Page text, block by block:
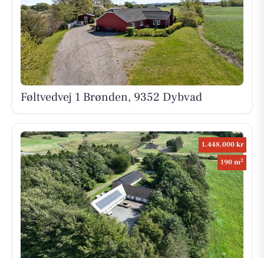
Føltvedvej 1 Brønden, 9352 Dybvad
1.448.000 kr
190 m2